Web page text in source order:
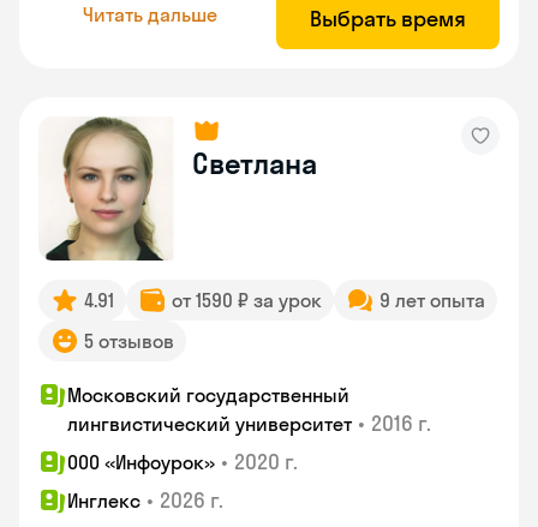
Читать дальше Выбрать время
Светлана
4.91 от 1590 ₽ за урок
9 лет опыта
5 отзывов
Московский государственный
лингвистический университет • 2016 г.
ООО «Инфоурок» • 2020 г.
Инглекс • 2026 г.